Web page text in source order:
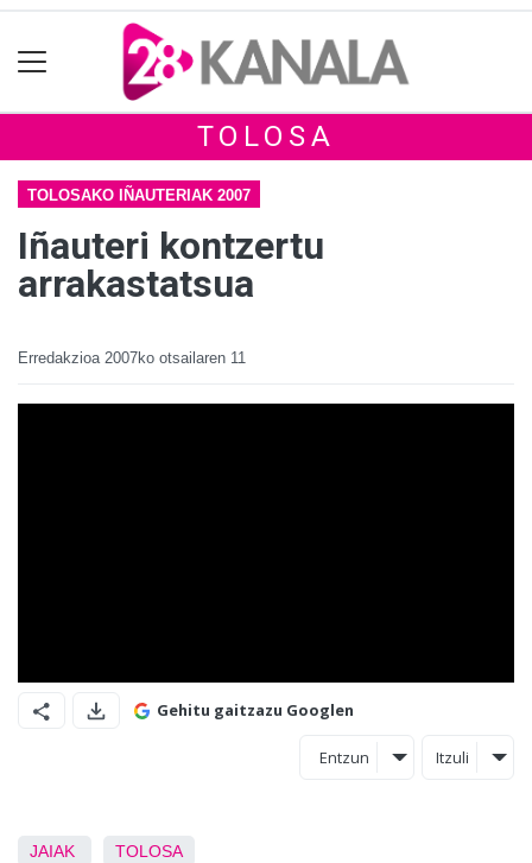
TOLOSA
TOLOSAKO IÑAUTERIAK 2007
Iñauteri kontzertu
arrakastatsua
Erredakzioa 2007ko otsailaren 11
Gehitu gaitzazu Googlen
Entzun Itzuli
JAIAK TOLOSA